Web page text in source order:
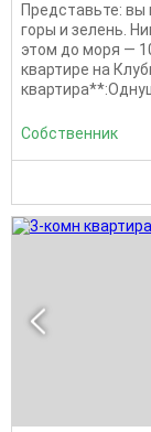
Представьте: вы
горы и зелень.
этом до моря —
квартире на
Собственник